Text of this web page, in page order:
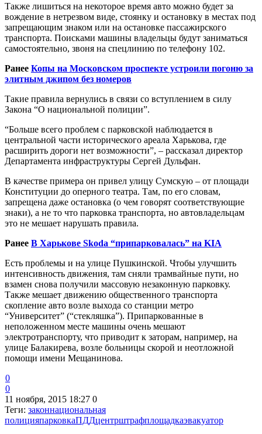
Также лишиться на некоторое время авто можно будет за
вождение в нетрезвом виде, стоянку и остановку в местах под
запрещающим знаком или на остановке пассажирского
транспорта. Поисками машины владельцы будут заниматься
самостоятельно, звоня на спецлинию по телефону 102.
Ранее Копы на Московском проспекте устроили погоню за
элитным джипом без номеров
Такие правила вернулись в связи со вступлением в силу
Закона “О национальной полиции”.
“Больше всего проблем с парковской наблюдается в
центральной части исторического ареала Харькова, где
расширить дороги нет возможности”, – рассказал директор
Департамента инфраструктуры Сергей Дульфан.
В качестве примера он привел улицу Сумскую – от площади
Конституции до оперного театра. Там, по его словам,
запрещена даже остановка (о чем говорят соответствующие
знаки), а не то что парковка транспорта, но автовладельцам
это не мешает нарушать правила.
Ранее В Харькове Skoda “припарковалась” на KIA
Есть проблемы и на улице Пушкинской. Чтобы улучшить
интенсивность движения, там сняли трамвайные пути, но
взамен снова получили массовую незаконную парковку.
Также мешает движению общественного транспорта
скопление авто возле выхода со станции метро
“Университет” (“стекляшка”). Припаркованные в
неположенном месте машины очень мешают
электротранспорту, что приводит к заторам, например, на
улице Балакирева, возле больницы скорой и неотложной
помощи имени Мещанинова.
0
0
11 ноября, 2015 18:27 0
Теги: законнациональная
полицияпарковкаПДДцентрштрафплощадкаэвакуатор